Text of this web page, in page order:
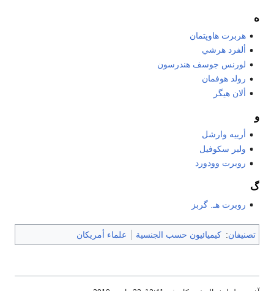
ه
هربرت هاوپتمان
ألفرد هرشي
لورنس جوسف هندرسون
رولد هوفمان
ألان هيگر
و
أرييه وارشل
ولبر سكوفيل
روبرت وودورد
گ
روبرت هـ. گربز
تصنيفان: كيميائيون حسب الجنسية علماء أمريكان